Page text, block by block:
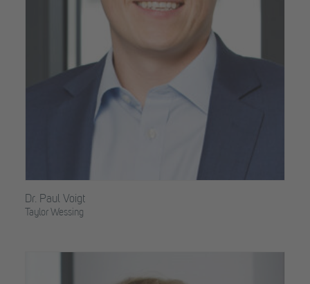
Dr. Paul Voigt
Taylor Wessing